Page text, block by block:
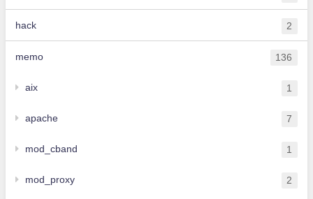
hack 2
memo 136
aix 1
apache 7
mod_cband 1
mod_proxy 2